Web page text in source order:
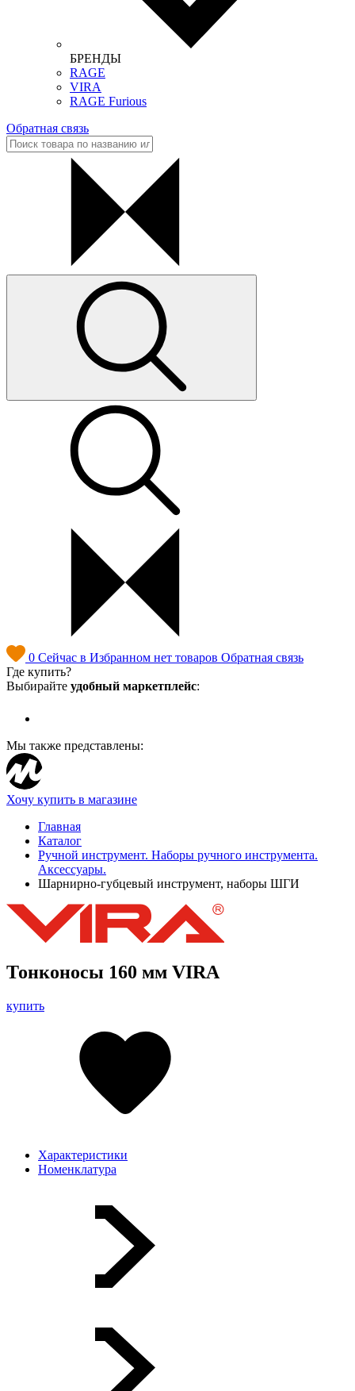
БРЕНДЫ
RAGE
VIRA
RAGE Furious
Обратная связь
0 Сейчас в Избранном нет товаров Обратная связь
Где купить?
Выбирайте удобный маркетплейс:
Мы также представлены:
Хочу купить в магазине
Главная
Каталог
Ручной инструмент. Наборы ручного инструмента.
Аксессуары.
Шарнирно-губцевый инструмент, наборы ШГИ
Тонконосы 160 мм VIRA
купить
Характеристики
Номенклатура